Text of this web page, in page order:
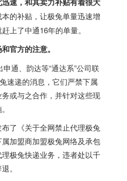
本的补贴，让极兔单量迅速增
上了中通16年的单量。
官方的注意。
通、韵达等“通达系”公司联
速递的消息，它们严禁下属
或与之合作，并针对这些现
了《关于全网禁止代理极兔
加盟商加盟极兔网络及承包
极兔快递业务，违者处以千
。